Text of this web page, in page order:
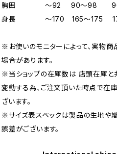
胸囲 ～92 90～98 96
身長 ～170 165～175
※お使いのモニターによって、実物商
場合があります。
※当ショップの在庫数は 店頭在庫と
変動する為、ご注文頂いた時点で在
ざいます。
※サイズ表スペックは製品の生地や
誤差がございます。